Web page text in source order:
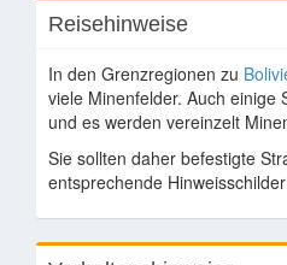
Reisehinweise
In den Grenzregionen zu
viele Minenfelder. Auch einige
und es werden vereinzelt
Sie sollten daher befestigte
entsprechende